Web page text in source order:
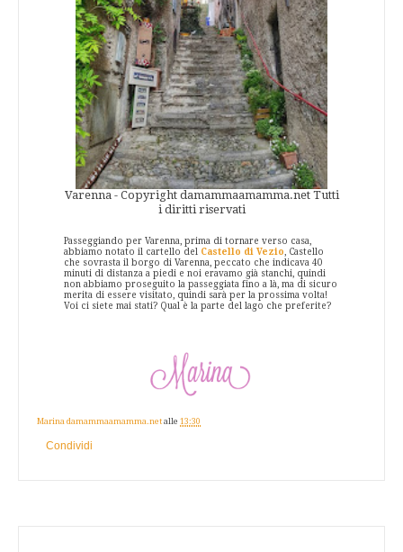
Varenna - Copyright damammaamamma.net Tutti
i diritti riservati
Passeggiando per Varenna, prima di tornare verso casa,
abbiamo notato il cartello del Castello di Vezio, Castello
che sovrasta il borgo di Varenna, peccato che indicava 40
minuti di distanza a piedi e noi eravamo già stanchi, quindi
non abbiamo proseguito la passeggiata fino a là, ma di sicuro
merita di essere visitato, quindi sarà per la prossima volta!
Voi ci siete mai stati? Qual è la parte del lago che preferite?
Marina damammaamamma.net alle 13:30
Condividi